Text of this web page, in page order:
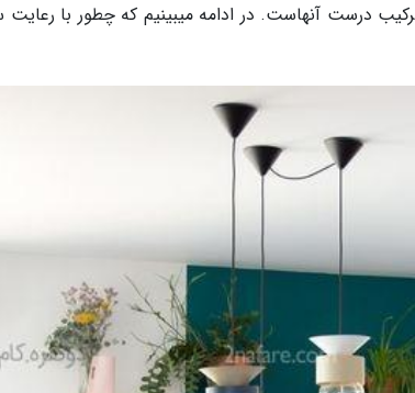
درست آنهاست. در ادامه میبینیم که چطور با رعایت